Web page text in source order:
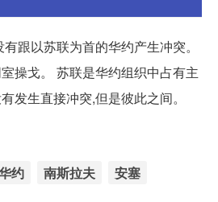
跟以苏联为首的华约产生冲突。
操戈。 苏联是华约组织中占有主
发生直接冲突,但是彼此之间。
约 南斯拉夫 安塞